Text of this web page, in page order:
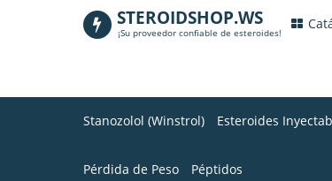
STEROIDSHOP.WS
¡Su proveedor confiable de esteroides!
Stanozolol (Winstrol) Esteroides
Pérdida de Peso Péptidos